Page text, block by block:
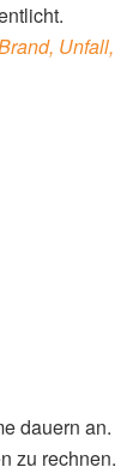
Unfall,
dauern an.
zu rechnen.